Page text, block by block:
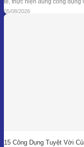
đạt được kết quả đó, doanh
cứu, nguyên liệu, công thức
05/08/2026
15 Công Dụng Tuyệt Vời